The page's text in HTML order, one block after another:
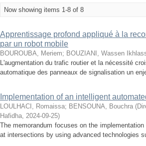
Now showing items 1-8 of 8
Apprentissage profond appliqué à la
par un robot mobile
BOUROUBA, Meriem; BOUZIANI, Wassen
L'augmentation du trafic routier et la nécessité
automatique des panneaux de signalisation un
Implementation of an intelligent
LOULHACI, Romaissa; BENSOUNA, Bouchra (
Hafidha, 2024-09-25)
The memorandum focuses on the
at intersections by using advanced technologies